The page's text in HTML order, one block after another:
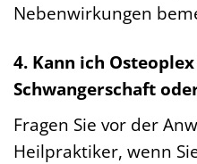
Nebenwirkungen
4. Kann ich
Schwangerschaft
Fragen Sie vor der
Heilpraktiker, wenn